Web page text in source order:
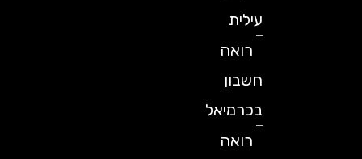
עילית
רואה
חשבון
בכרמיאל
רואה